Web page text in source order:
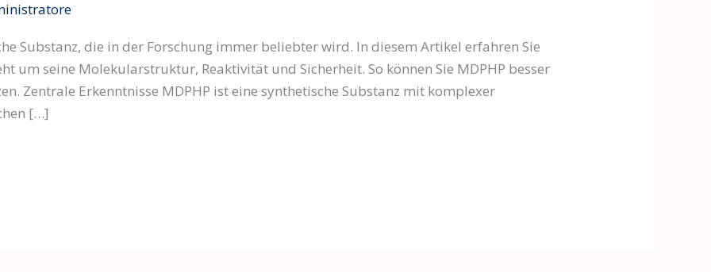
Substanz, die in der Forschung immer beliebter wird. In diesem Artikel erfahren Sie
um seine Molekularstruktur, Reaktivität und Sicherheit. So können Sie MDPHP besser
Zentrale Erkenntnisse MDPHP ist eine synthetische Substanz mit komplexer
[…]